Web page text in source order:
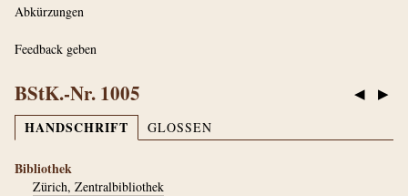
Abkürzungen
Feedback geben
◀ ▶
BStK.-Nr. 1005
HANDSCHRIFT GLOSSEN
Bibliothek
Zürich, Zentralbibliothek